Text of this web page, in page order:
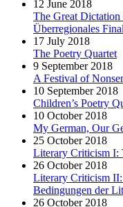
12 June 2018
The Great
Überregionales
17 July 2018
The Poetry Quartet
9 September 2018
A Festival of
10 September 2018
Children’s Poetry
10 October 2018
My German, Our
25 October 2018
Literary Criticism I:
26 October 2018
Literary Criticism
Bedingungen der
26 October 2018